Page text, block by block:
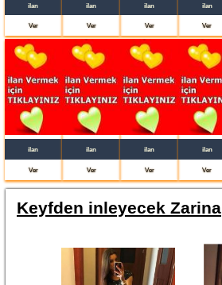
ilan
Ver
ilan
Ver
ilan
Ver
ilan
Ver
ilan
Ver
ilan
Ver
ilan
Ver
ilan
Ver
Keyfden inleyecek Zarina